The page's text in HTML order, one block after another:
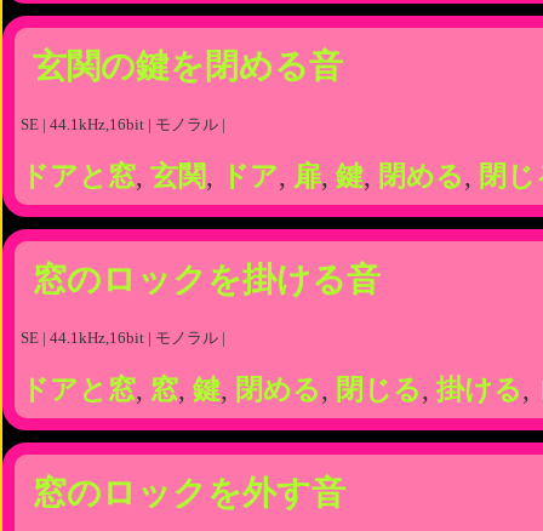
玄関の鍵を閉める音
SE | 44.1kHz,16bit | モノラル |
ドアと窓, 玄関, ドア, 扉, 鍵, 閉める, 閉
窓のロックを掛ける音
SE | 44.1kHz,16bit | モノラル |
ドアと窓, 窓, 鍵, 閉める, 閉じる, 掛ける,
窓のロックを外す音